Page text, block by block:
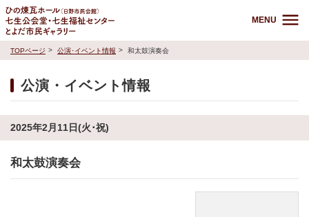
MENU
TOPページ 公演･イベント情報 和太鼓演奏会
公演・イベント情報
2025年2月11日(火･祝)
和太鼓演奏会